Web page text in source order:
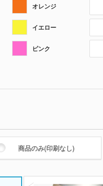
オレンジ
イエロー
ピンク
商品のみ(印刷なし)